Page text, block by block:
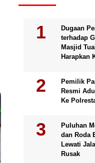
Dugaan
terhadap
Masjid
Harapkan
Pemilik
Resmi
Ke
Puluhan
dan Roda
Lewati
Rusak